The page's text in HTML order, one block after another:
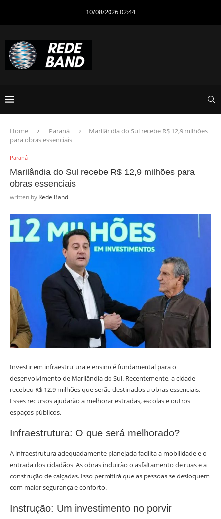
10/08/2026 02:44
Home Paraná
Marilândia do Sul recebe R$ 12,9 milhões
para obras essenciais
Paraná
Marilândia do Sul recebe R$ 12,9 milhões para
obras essenciais
written by Rede Band
Investir em infraestrutura e ensino é fundamental para o
desenvolvimento de Marilândia do Sul. Recentemente, a cidade
recebeu R$ 12,9 milhões que serão destinados a obras essenciais.
Esses recursos ajudarão a melhorar estradas, escolas e outros
espaços públicos.
Infraestrutura: O que será melhorado?
A infraestrutura adequadamente planejada facilita a mobilidade e o
entrada dos cidadãos. As obras incluirão o asfaltamento de ruas e a
construção de calçadas. Isso permitirá que as pessoas se desloquem
com maior segurança e conforto.
Instrução: Um investimento no porvir